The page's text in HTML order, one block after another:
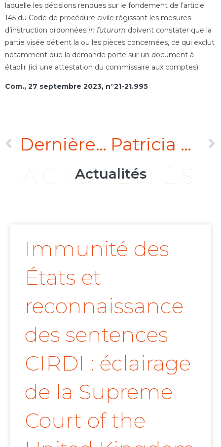
laquelle les décisions rendues sur le fondement de l’article
145 du Code de procédure civile régissant les mesures
d’instruction ordonnées in futurum doivent constater que la
partie visée détient la ou les pièces concernées, ce qui exclut
notamment que la demande porte sur un document à
établir (ici une attestation du commissaire aux comptes).
Com., 27 septembre 2023, n°21-21.995
Dernières actualités en droit civil Patricia Khoury et Juliette Migeon rejoignent l’équipe Teynier Pic
ACTUALITÉS
Actualités
Immunité des
États et
reconnaissance
des sentences
CIRDI : éclairage
de la Supreme
Court of the